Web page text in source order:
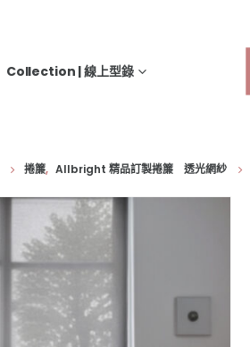
Collection | 線上型錄
捲簾, Allbright 精品訂製捲簾 透光網紗